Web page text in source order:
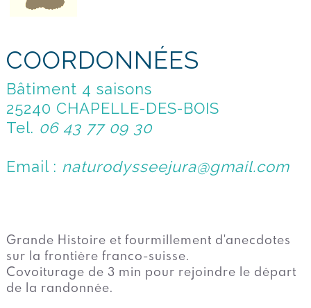
COORDONNÉES
Bâtiment 4 saisons
25240 CHAPELLE-DES-BOIS
Tel. 06 43 77 09 30
Email : naturodysseejura@gmail.com
Grande Histoire et fourmillement d'anecdotes
sur la frontière franco-suisse.
Covoiturage de 3 min pour rejoindre le départ
de la randonnée.